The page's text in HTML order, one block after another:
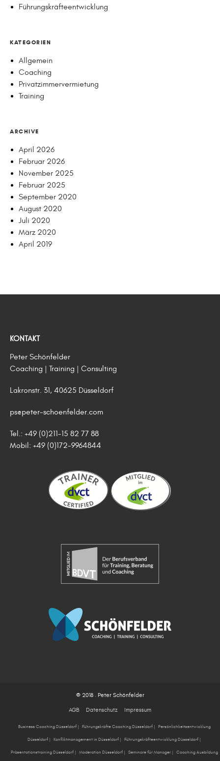
Führungskräfteentwicklung
KATEGORIEN
Allgemein
Coaching
Privatzimmervermietung
Training
ARCHIVE
April 2026
Februar 2026
November 2025
Februar 2025
September 2020
August 2020
Juli 2020
März 2020
April 2019
KONTAKT
Peter Schönfelder
Coaching | Training | Consulting
Lakronstr. 31, 40625 Düsseldorf
ps@peter-schoenfelder.com
Tel.: +49 (0)211-15 82 77 88
Mobil: +49 (0)172-9964844
© 2018 . Peter Schönfelder
AGB Datenschutz Impressum
Business Coaching Düsseldorf | Führungskräfte Coaching Düsseldorf | Persönlichkeitsentwicklung
Düsseldorf| Konfliktmanagement in Düsseldorf| Führungskräfteentwicklung Düsseldorf|
Präsentationstraining Düsseldorf | Moderation Düsseldorf | Seminare für Manager | Coaching Ausbildung